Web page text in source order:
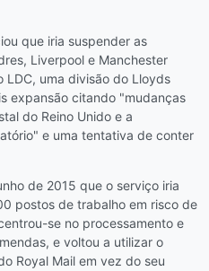
que iria suspender as
Liverpool e Manchester
uma divisão do Lloyds
expansão citando "mudanças
do Reino Unido e a
e uma tentativa de conter
de 2015 que o serviço iria
postos de trabalho em risco de
se no processamento e
e voltou a utilizar o
Royal Mail em vez do seu